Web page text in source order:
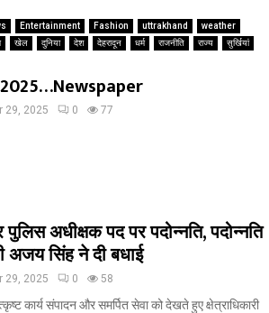
Entertainment Fashion uttrakhand
weather
खेल दुनिया देश देहरादून धर्म राजनीति राज्य
सुर्खियां
29, 2025 0 77
पुलिस अधीक्षक पद पर पदोन्नति, पदोन्नति
अजय सिंह ने दी बधाई
29, 2025 0 58
कार्य संपादन और समर्पित सेवा को देखते हुए क्षेत्राधिकारी